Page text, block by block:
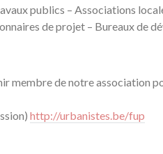
publics – Associations
de projet – Bureaux de
membre de notre association
http://urbanistes.be/fup